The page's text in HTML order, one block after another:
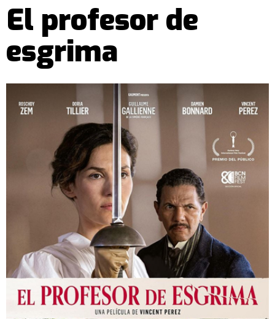
El profesor de
esgrima